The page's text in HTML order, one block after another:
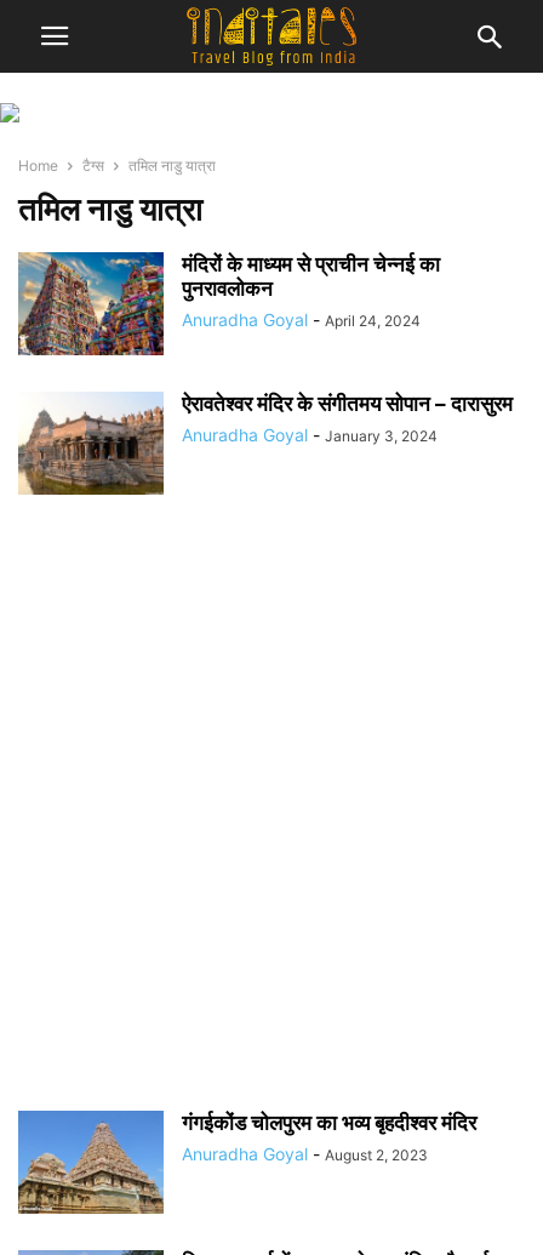
Home टैग्स तमिल नाडु यात्रा
तमिल नाडु यात्रा
मंदिरों के माध्यम से प्राचीन चेन्नई का
पुनरावलोकन
Anuradha Goyal - April 24, 2024
ऐरावतेश्वर मंदिर के संगीतमय सोपान – दारासुरम
Anuradha Goyal - January 3, 2024
गंगईकोंड चोलपुरम का भव्य बृहदीश्वर मंदिर
Anuradha Goyal - August 2, 2023